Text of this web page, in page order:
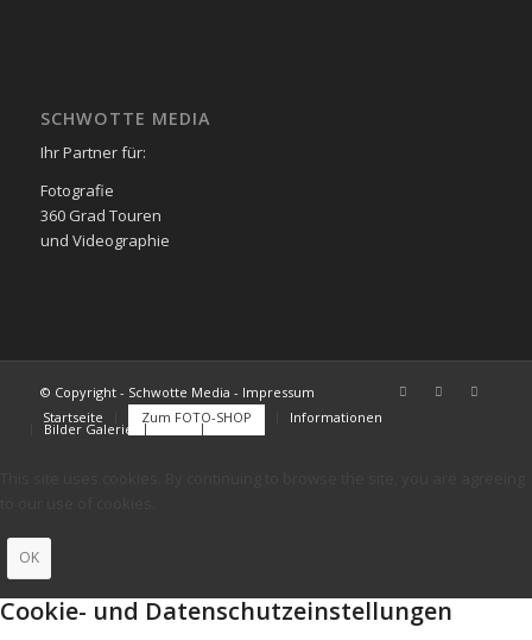
SCHWOTTE MEDIA
Ihr Partner für:
Fotografie
360 Grad Touren
und Videographie
© Copyright - Schwotte Media - Impressum
Startseite
Zum FOTO-SHOP Informationen
Bilder Galerie
OK
Cookie- und Datenschutzeinstellungen